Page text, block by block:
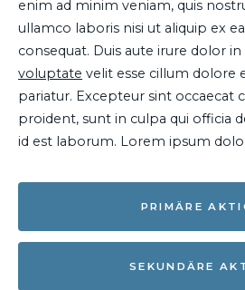
enim ad minim veniam, quis
ullamco laboris nisi ut aliquip ex
consequat. Duis aute irure dolor
voluptate velit esse cillum dolore
pariatur. Excepteur sint occaecat
proident, sunt in culpa qui officia
id est laborum. Lorem ipsum
PRIMÄRE
SEKUNDÄRE